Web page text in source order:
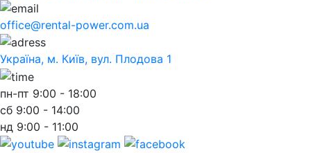
office@rental-power.com.ua
Україна, м. Київ, вул. Плодова 1
пн-пт 9:00 - 18:00
сб 9:00 - 14:00
нд 9:00 - 11:00